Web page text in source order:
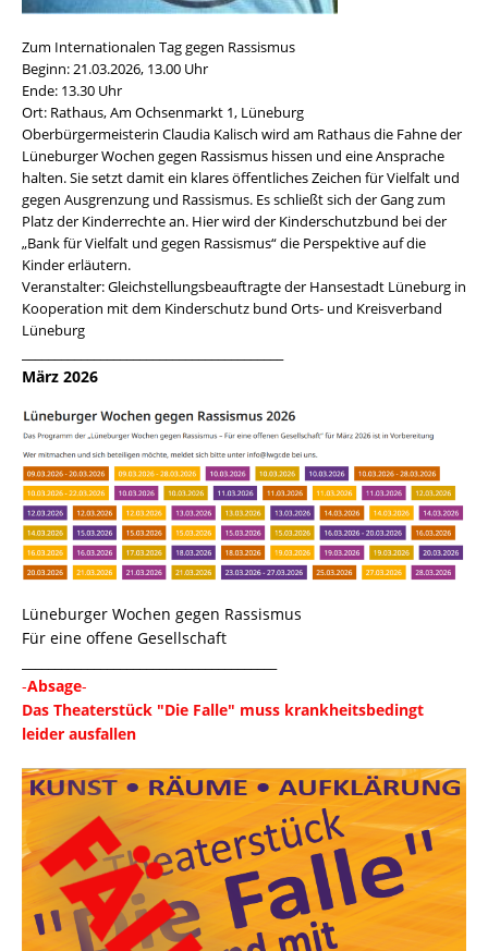
Zum Internationalen Tag gegen Rassismus
Beginn: 21.03.2026, 13.00 Uhr
Ende: 13.30 Uhr
Ort: Rathaus, Am Ochsenmarkt 1, Lüneburg
Oberbürgermeisterin Claudia Kalisch wird am Rathaus die Fahne der
Lüneburger Wochen gegen Rassismus hissen und eine Ansprache
halten. Sie setzt damit ein klares öffentliches Zeichen für Vielfalt und
gegen Ausgrenzung und Rassismus. Es schließt sich der Gang zum
Platz der Kinderrechte an. Hier wird der Kinderschutzbund bei der
„Bank für Vielfalt und gegen Rassismus“ die Perspektive auf die
Kinder erläutern.
Veranstalter: Gleichstellungsbeauftragte der Hansestadt Lüneburg in
Kooperation mit dem Kinderschutz bund Orts- und Kreisverband
Lüneburg
März 2026
Lüneburger Wochen gegen Rassismus
Für eine offene Gesellschaft
-Absage-
Das Theaterstück "Die Falle" muss krankheitsbedingt
leider ausfallen